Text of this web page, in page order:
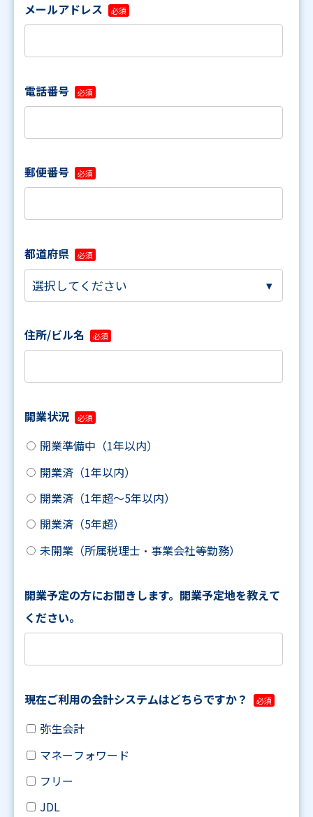
メールアドレス
電話番号
郵便番号
都道府県
住所/ビル名
開業状況
開業準備中（1年以内）
開業済（1年以内）
開業済（1年超～5年以内）
開業済（5年超）
未開業（所属税理士・事業会社等勤務）
開業予定の方にお聞きします。開業予定地を教えて
ください。
現在ご利用の会計システムはどちらですか？
弥生会計
マネーフォワード
フリー
JDL